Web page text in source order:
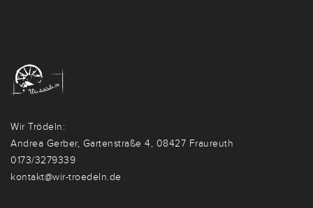
Wir Trödeln:
Andrea Gerber, Gartenstraße 4, 08427 Fraureuth
0173/3279339
kontakt@wir-troedeln.de